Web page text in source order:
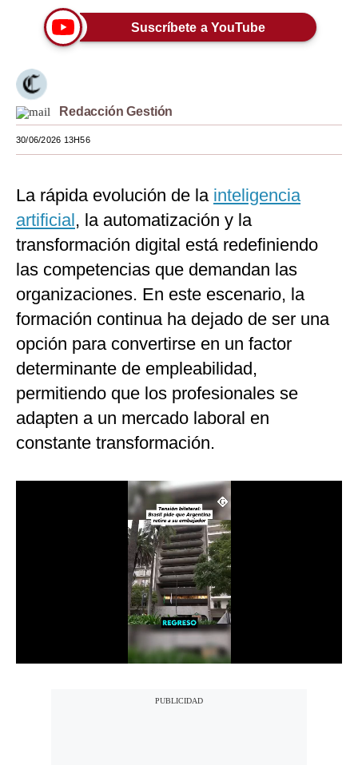
Lujo
Viajes
Moda
Estilos
Mundo
México
España
Internacional
Tecnología
Club del Suscriptor
Mix
G de Gestión
Notas Contratadas
Somos?
Suscríbete a YouTube
Redacción Gestión
30/06/2026 13H56
La rápida evolución de la inteligencia
artificial, la automatización y la
transformación digital está redefiniendo
las competencias que demandan las
organizaciones. En este escenario, la
formación continua ha dejado de ser una
opción para convertirse en un factor
determinante de empleabilidad,
permitiendo que los profesionales se
adapten a un mercado laboral en
constante transformación.